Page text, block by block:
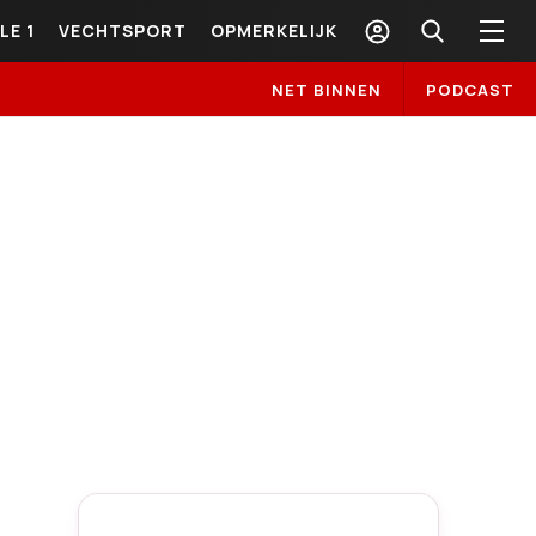
1 VECHTSPORT OPMERKELIJK
NET BINNEN PODCAST